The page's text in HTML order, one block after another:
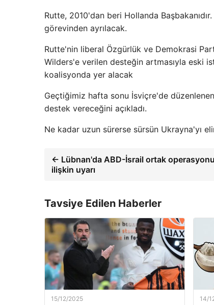
Rutte, 2010'dan beri Hollanda
görevinden ayrılacak.
Rutte'nin liberal Özgürlük ve Demokrasi
Wilders'e verilen desteğin artmasıyla eski
koalisyonda yer alacak
Geçtiğimiz hafta sonu İsviçre'de
destek vereceğini açıkladı.
Ne kadar uzun sürerse sürsün Ukrayna'yı
← Lübnan'da ABD-İsrail ortak
ilişkin uyarı
Tavsiye Edilen Haberler
15/12/2025 14/